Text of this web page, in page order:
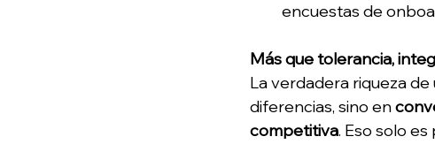
encuestas de
Más que tolerancia,
La verdadera riqueza
diferencias, sino en
competitiva. Eso solo